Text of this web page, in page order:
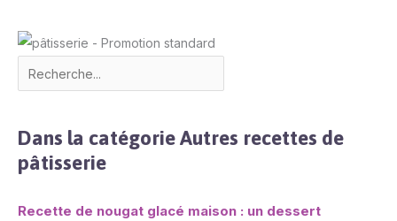
Dans la catégorie Autres recettes de
pâtisserie
Recette de nougat glacé maison : un dessert